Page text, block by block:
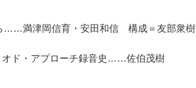
……満津岡信育・安田和信 構成＝友部衆樹
オド・アプローチ録音史……佐伯茂樹